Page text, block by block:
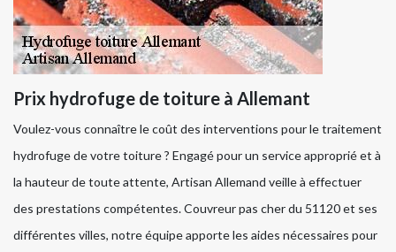
Prix hydrofuge de toiture à Allemant
Voulez-vous connaître le coût des interventions pour le traitement
hydrofuge de votre toiture ? Engagé pour un service approprié et à
la hauteur de toute attente, Artisan Allemand veille à effectuer
des prestations compétentes. Couvreur pas cher du 51120 et ses
différentes villes, notre équipe apporte les aides nécessaires pour